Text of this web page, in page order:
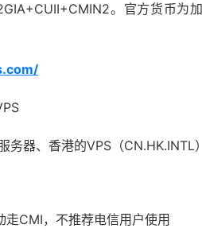
。官方货币为
务器、香港的VPS（CN.HK.INTL
CMI，不推荐电信用户使用